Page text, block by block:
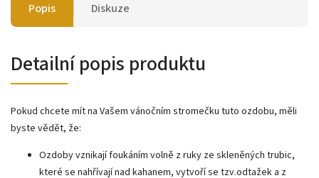
Popis Diskuze
Detailní popis produktu
Pokud chcete mít na Vašem vánočním stromečku tuto ozdobu, měli
byste vědět, že:
Ozdoby vznikají foukáním volně z ruky ze skleněných trubic,
které se nahřívají nad kahanem, vytvoří se tzv.odtažek a z